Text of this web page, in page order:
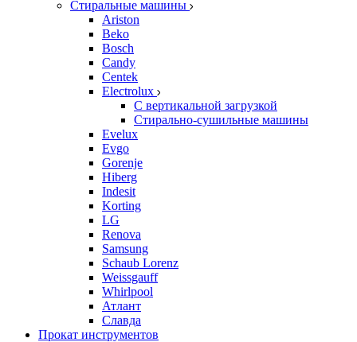
Стиральные машины
Ariston
Beko
Bosch
Candy
Centek
Electrolux
С вертикальной загрузкой
Стирально-сушильные машины
Evelux
Evgo
Gorenje
Hiberg
Indesit
Korting
LG
Renova
Samsung
Schaub Lorenz
Weissgauff
Whirlpool
Атлант
Славда
Прокат инструментов